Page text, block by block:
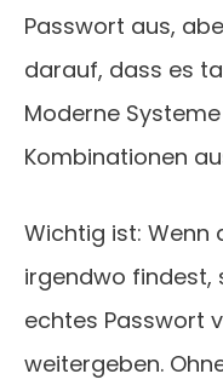
Passwort aus,
darauf, dass es
Moderne
Kombinationen
Wichtig ist: Wenn
irgendwo findest,
echtes Passwort
weitergeben.